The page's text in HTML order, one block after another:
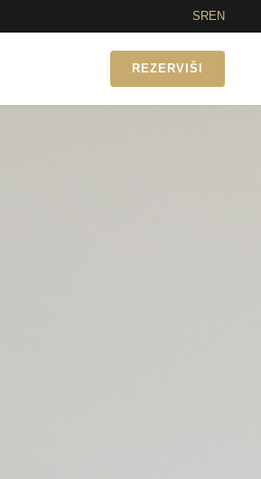
SREN
REZERVIŠI